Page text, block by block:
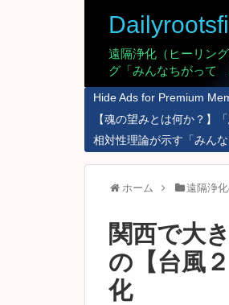
遠隔浄化（ヒーリン
グ「みんなちがって
Hide Ads for Premium
【魂の望みとは何か？】
相対性理論が示す「みん
ホーム 遠隔浄
関西で大
の【台風
化